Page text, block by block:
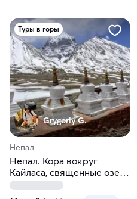
Туры в горы
Grygoriy G.
Непал
Непал. Кора вокруг
Кайласа, священные озера
Манасаровар и Ракшас
Тал: символизм и